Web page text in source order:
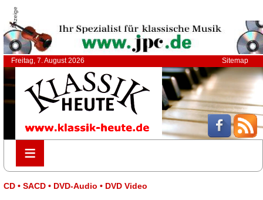
Anzeige
Freitag, 7. August 2026 Sitemap
≡
≡
CD • SACD • DVD-Audio • DVD Video